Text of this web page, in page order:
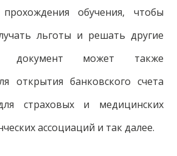
прохождения обучения, чтобы
льготы и решать другие
документ может также
открытия банковского счета
страховых и медицинских
ассоциаций и так далее.